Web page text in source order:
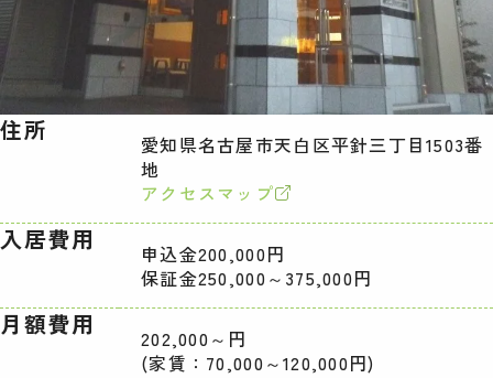
住所
愛知県名古屋市天白区平針三丁目1503番
地
アクセスマップ
入居費用
申込金200,000円
保証金250,000～375,000円
月額費用
202,000～円
(家賃：70,000～120,000円)